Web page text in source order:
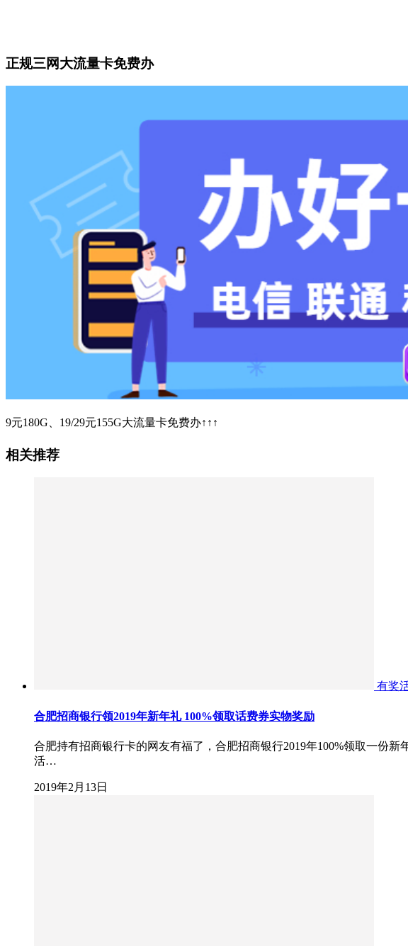
正规三网大流量卡免费办
9元180G、19/29元155G大流量卡免费办↑↑↑
相关推荐
有奖
合肥招商银行领2019年新年礼 100%领取话费券实物奖励
合肥持有招商银行卡的网友有福了，合肥招商银行2019年100%领取一份
活…
2019年2月13日